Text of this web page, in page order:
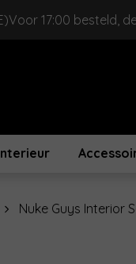
Voor 17:00 besteld,
Nuke Guys Interior